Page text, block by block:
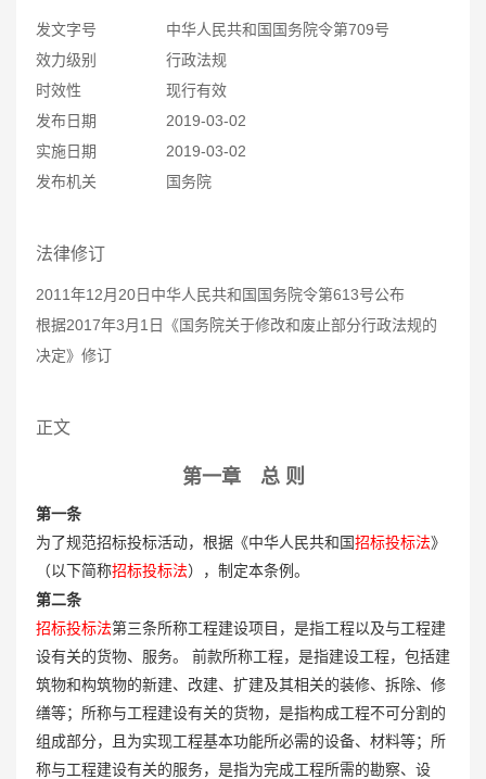
发文字号
中华人民共和国国务院令第709号
效力级别
行政法规
时效性
现行有效
发布日期
2019-03-02
实施日期
2019-03-02
发布机关
国务院
法律修订
2011年12月20日中华人民共和国国务院令第613号公布
根据2017年3月1日《国务院关于修改和废止部分行政法规的
决定》修订
正文
第一章 总 则
第一条
为了规范招标投标活动，根据《中华人民共和国招标投标法》
（以下简称招标投标法），制定本条例。
第二条
招标投标法第三条所称工程建设项目，是指工程以及与工程建
设有关的货物、服务。 前款所称工程，是指建设工程，包括建
筑物和构筑物的新建、改建、扩建及其相关的装修、拆除、修
缮等；所称与工程建设有关的货物，是指构成工程不可分割的
组成部分，且为实现工程基本功能所必需的设备、材料等；所
称与工程建设有关的服务，是指为完成工程所需的勘察、设